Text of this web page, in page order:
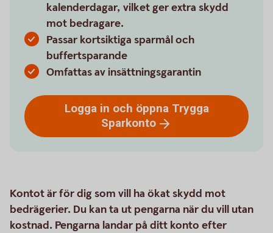
kalenderdagar, vilket ger extra skydd
mot bedragare.
Passar kortsiktiga sparmål och
buffertsparande
Omfattas av insättningsgarantin
Logga in och öppna Trygga
Sparkonto
Kontot är för dig som vill ha ökat skydd mot
bedrägerier. Du kan ta ut pengarna när du vill utan
kostnad. Pengarna landar på ditt konto efter